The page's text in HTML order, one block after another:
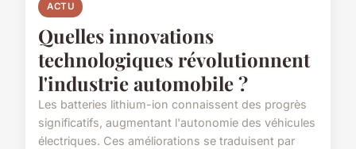
ACTU
Quelles innovations
technologiques révolutionnent
l'industrie automobile ?
Les batteries lithium-ion connaissent des progrès
significatifs, augmentant l'autonomie des véhicules
électriques. Ces améliorations se traduisent par